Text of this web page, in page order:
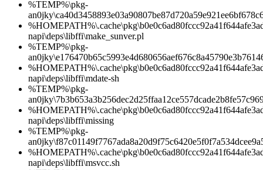
%TEMP%\pkg-
napi\deps\libffi\make_sunver.pl
%TEMP%\pkg-
napi\deps\libffi\mdate-sh
%TEMP%\pkg-
napi\deps\libffi\missing
%TEMP%\pkg-
napi\deps\libffi\msvcc.sh